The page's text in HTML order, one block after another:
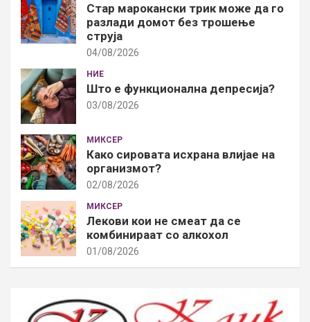
Стар марокански трик може да го
разлади домот без трошење
струја
04/08/2026
НИЕ
Што е функционална депресија?
03/08/2026
МИКСЕР
Како сировата исхрана влијае на
организмот?
02/08/2026
МИКСЕР
Лекови кои не смеат да се
комбинираат со алкохол
01/08/2026